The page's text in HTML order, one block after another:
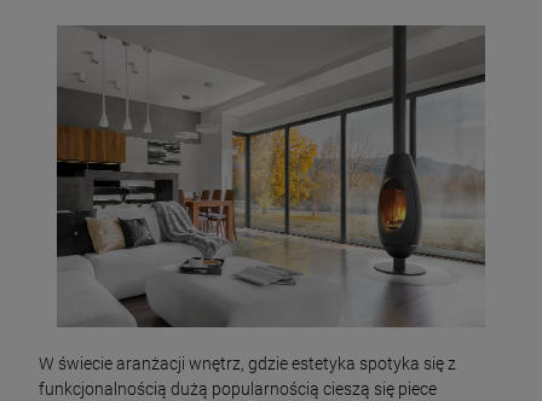
W świecie aranżacji wnętrz, gdzie estetyka spotyka się z
funkcjonalnością dużą popularnością cieszą się piece